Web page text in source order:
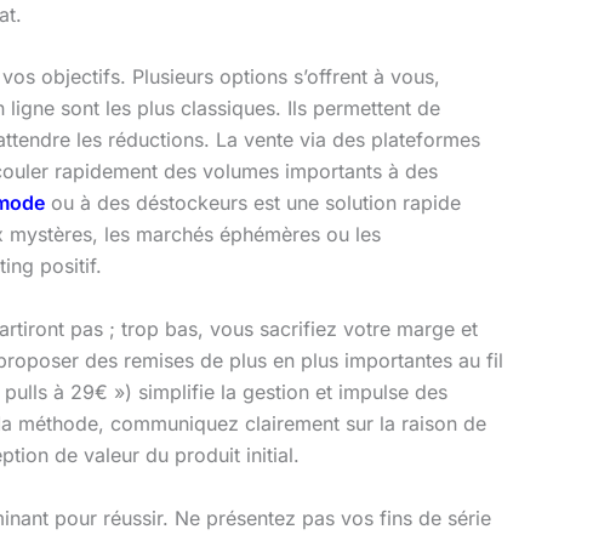
objectifs. Plusieurs options s’offrent à vous,
sont les plus classiques. Ils permettent de
les réductions. La vente via des plateformes
rapidement des volumes importants à des
ou à des déstockeurs est une solution rapide
les marchés éphémères ou les
positif.
pas ; trop bas, vous sacrifiez votre marge et
des remises de plus en plus importantes au fil
à 29€ ») simplifie la gestion et impulse des
méthode, communiquez clairement sur la raison de
de valeur du produit initial.
pour réussir. Ne présentez pas vos fins de série